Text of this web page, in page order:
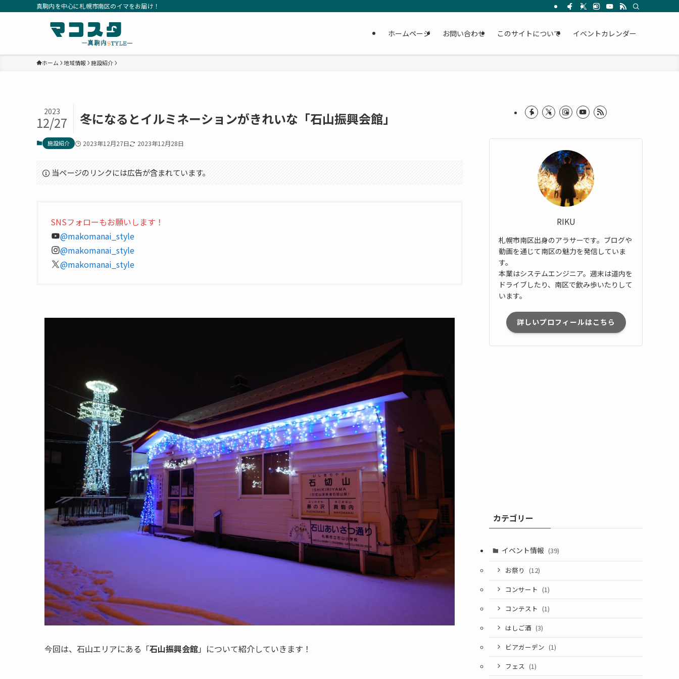
真駒内を中心に札幌市南区のイマをお届け！
ホームページ お問い合わせ このサイトについて イベントカレンダー
ホーム 地域情報 施設紹介
冬になるとイルミネーションがきれいな「石山振興会館」
2023
12/27
施設紹介 2023年12月27日 2023年12月28日
当ページのリンクには広告が含まれています。
SNSフォローもお願いします！
@makomanai_style
@makomanai_style
@makomanai_style
今回は、石山エリアにある「石山振興会館」について紹介していきます！
RIKU
札幌市南区出身のアラサーです。ブログや
動画を通じて南区の魅力を発信していま
す。
本業はシステムエンジニア。週末は道内を
ドライブしたり、南区で飲み歩いたりして
います。
詳しいプロフィールはこちら
カテゴリー
イベント情報 (39)
お祭り (12)
コンサート (1)
コンテスト (1)
はしご酒 (3)
ビアガーデン (1)
フェス (1)